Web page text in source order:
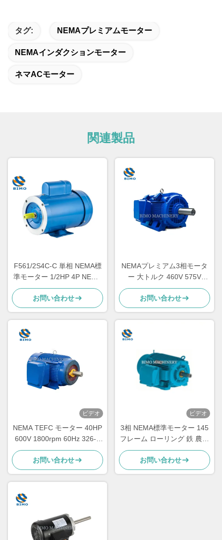
タグ: NEMAプレミアムモーター
NEMAインダクションモーター
ネマACモーター
関連製品
F561/2S4C-C 単相 NEMA標
準モーター 1/2HP 4P NEMA
56C 屋外用モーター
お問い合わせ
NEMAプレミアム3相モータ
ー 大トルク 460V 575V
230V 60Hz 300HP-400HP
ACインダクションモーター
お問い合わせ
ビデオ
NEMA TEFC モーター 40HP
600V 1800rpm 60Hz 326-T
電動交流モーター 3相
お問い合わせ
ビデオ
3相 NEMA標準モーター 145
フレーム ローリング 鉄 農用
モーター
お問い合わせ